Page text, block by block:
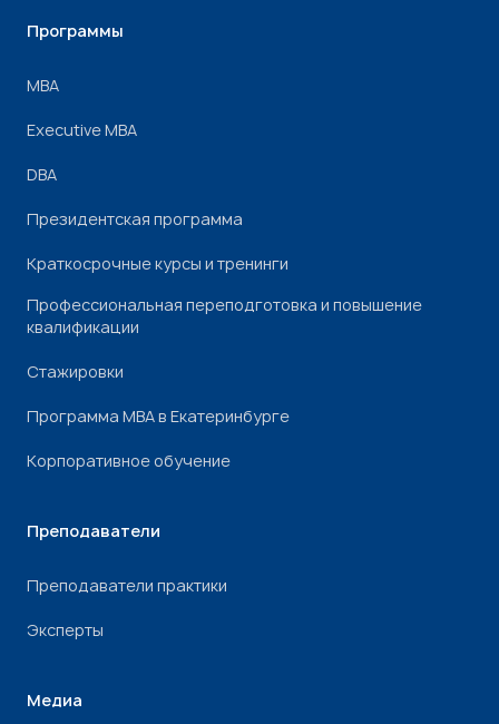
Программы
МВА
Executive MBA
DBA
Президентская программа
Краткосрочные курсы и тренинги
Профессиональная переподготовка и повышение
квалификации
Стажировки
Программа МВА в Екатеринбурге
Корпоративное обучение
Преподаватели
Преподаватели практики
Эксперты
Медиа